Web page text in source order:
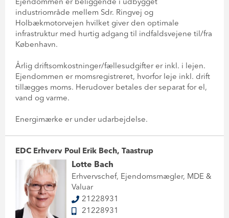
Ejendommen er beliggende i udbygget
industriområde mellem Sdr. Ringvej og
Holbækmotorvejen hvilket giver den optimale
infrastruktur med hurtig adgang til indfaldsvejene til/fra
København.
Årlig driftsomkostninger/fællesudgifter er inkl. i lejen.
Ejendommen er momsregistreret, hvorfor leje inkl. drift
tillægges moms. Herudover betales der separat for el,
vand og varme.
Energimærke er under udarbejdelse.
EDC Erhverv Poul Erik Bech, Taastrup
Lotte Bach
Erhvervschef, Ejendomsmægler, MDE &
Valuar
21228931
21228931